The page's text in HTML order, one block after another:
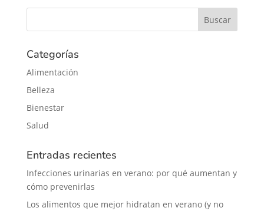
Categorías
Alimentación
Belleza
Bienestar
Salud
Entradas recientes
Infecciones urinarias en verano: por qué aumentan y
cómo prevenirlas
Los alimentos que mejor hidratan en verano (y no